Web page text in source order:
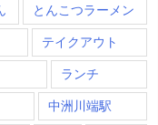
とんこつラーメン
テイクアウト
ランチ
中洲川端駅